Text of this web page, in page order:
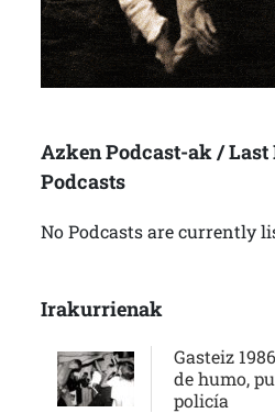
Azken Podcast-ak /
Podcasts
No Podcasts are currently
Irakurrienak
Gasteiz
de humo,
policía